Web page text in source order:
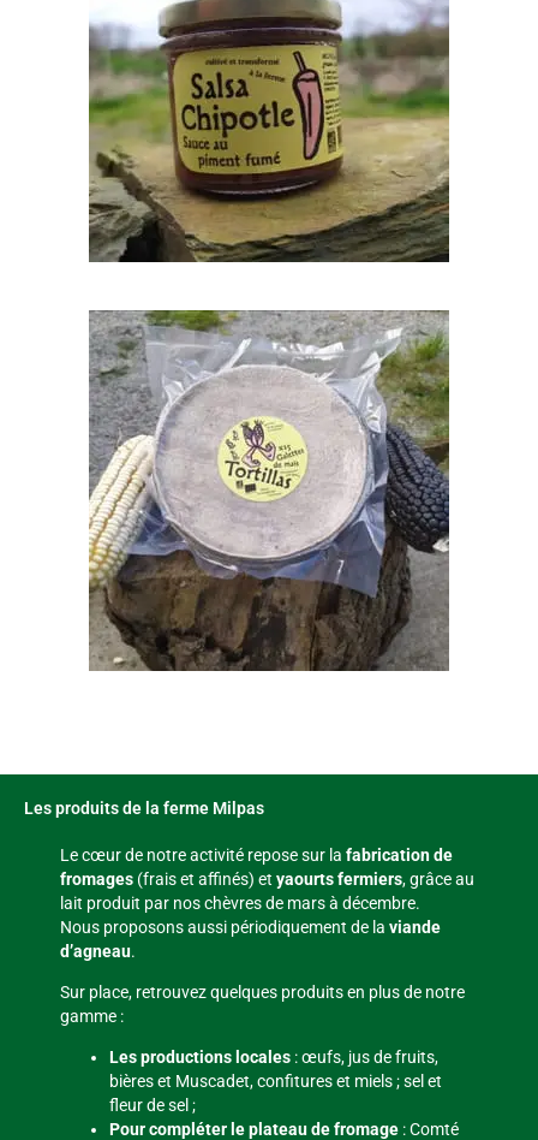
Les produits de la ferme Milpas
Le cœur de notre activité repose sur la fabrication de
fromages (frais et affinés) et yaourts fermiers, grâce au
lait produit par nos chèvres de mars à décembre.
Nous proposons aussi périodiquement de la viande
d’agneau.
Sur place, retrouvez quelques produits en plus de notre
gamme :
Les productions locales : œufs, jus de fruits,
bières et Muscadet, confitures et miels ; sel et
fleur de sel ;
Pour compléter le plateau de fromage : Comté